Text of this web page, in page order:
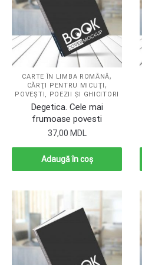
CARTE ÎN LIMBA ROMÂNĂ,
CĂRŢI PENTRU MICUŢI ,
POVEŞTI, POEZII ŞI GHICITORI
Degetica. Cele mai
frumoase povesti
37,00 MDL
Adaugă în coș